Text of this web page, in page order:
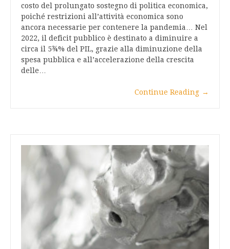
costo del prolungato sostegno di politica economica,
poiché restrizioni all’attività economica sono
ancora necessarie per contenere la pandemia… Nel
2022, il deficit pubblico è destinato a diminuire a
circa il 5¾% del PIL, grazie alla diminuzione della
spesa pubblica e all’accelerazione della crescita
delle…
Continue Reading →